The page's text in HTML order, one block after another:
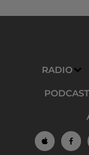
RADIO